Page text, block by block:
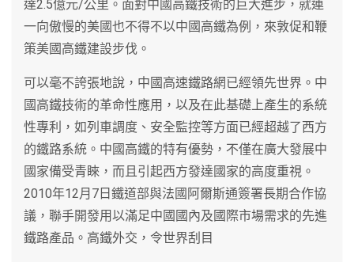
達2.5億元/公里。面對中國高鐵技術的巨大進步，就連
一向傲慢的美國也不得不以中國高鐵為例，來敦促和鞭
策美國高鐵建設步伐。
可以毫不誇張地說，中國高速鐵路網已經領先世界。中
國高鐵技術的革命性應用，以及在此基礎上產生的系統
性專利，如列車調度、安全監控等方面已經超越了西方
的鐵路系統。中國高鐵的特有優勢，不僅在廣大發展中
國家備受青睞，而且引起西方發達國家的高度重視。
2010年12月7日鐵道部與法國阿爾斯通簽署長期合作協
議，聯手開發用以滿足中國國內及國際市場需求的先進
鐵路產品。高鐵外交，令世界刮目